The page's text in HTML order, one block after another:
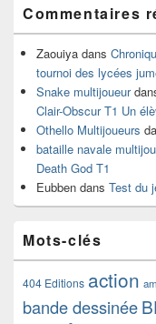
Commentaires
Zaouiya dans
tournoi des lycées
Snake multijoueur
Clair-Obscur T1 Un
Othello Multijoueurs
bataille navale
Death God T1
Eubben dans Test du
Mots-clés
404 Editions action
bande dessinée